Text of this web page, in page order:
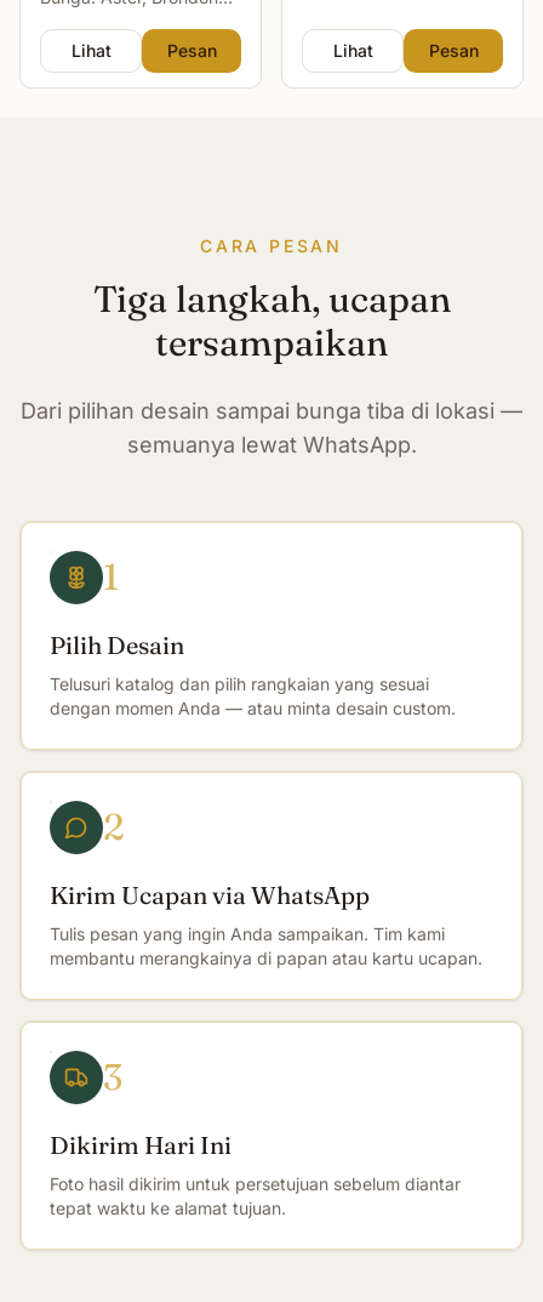
Lihat
Pesan Lihat Pesan
CARA PESAN
Tiga langkah, ucapan
tersampaikan
Dari pilihan desain sampai bunga tiba di lokasi —
semuanya lewat WhatsApp.
1
Pilih Desain
Telusuri katalog dan pilih rangkaian yang sesuai
dengan momen Anda — atau minta desain custom.
2
Kirim Ucapan via WhatsApp
Tulis pesan yang ingin Anda sampaikan. Tim kami
membantu merangkainya di papan atau kartu ucapan.
3
Dikirim Hari Ini
Foto hasil dikirim untuk persetujuan sebelum diantar
tepat waktu ke alamat tujuan.